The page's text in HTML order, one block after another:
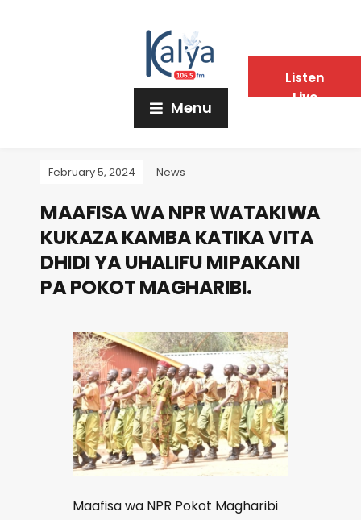
Menu
February 5, 2024 News
MAAFISA WA NPR WATAKIWA
KUKAZA KAMBA KATIKA VITA
DHIDI YA UHALIFU MIPAKANI
PA POKOT MAGHARIBI.
Maafisa wa NPR Pokot Magharibi
Listen
Live